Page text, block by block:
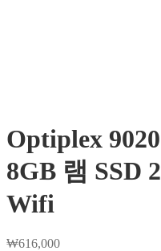
Optiplex
8GB 램 SSD
Wifi
₩616,000